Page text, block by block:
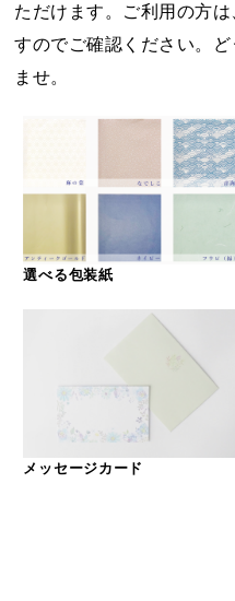
ただけます。ご利用の方
すのでご確認ください。
ませ。
選べる包装紙
メッセージカード